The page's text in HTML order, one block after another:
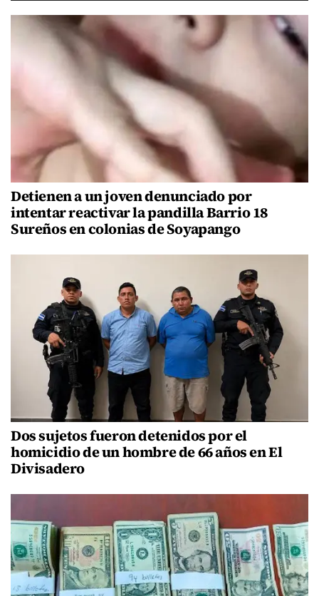
Detienen a un joven denunciado por
intentar reactivar la pandilla Barrio 18
Sureños en colonias de Soyapango
Dos sujetos fueron detenidos por el
homicidio de un hombre de 66 años en El
Divisadero